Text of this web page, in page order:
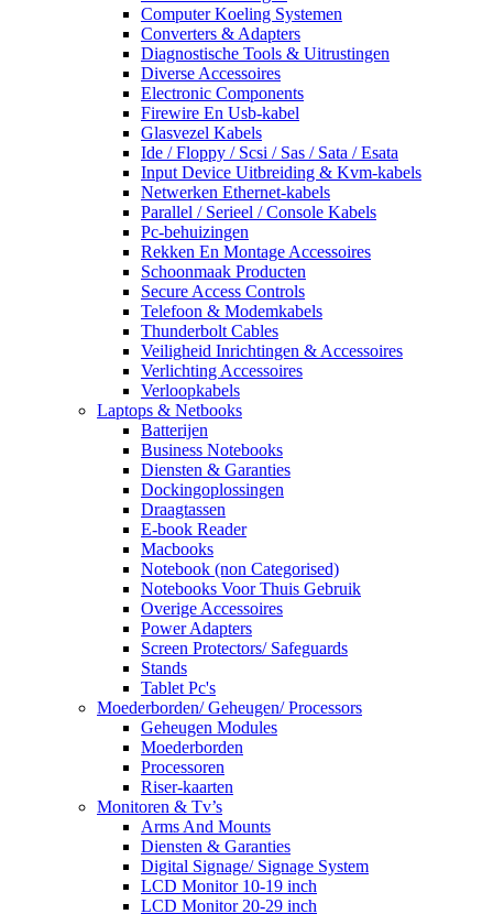
Computer Koeling Systemen
Converters & Adapters
Diagnostische Tools & Uitrustingen
Diverse Accessoires
Electronic Components
Firewire En Usb-kabel
Glasvezel Kabels
Ide / Floppy / Scsi / Sas / Sata / Esata
Input Device Uitbreiding & Kvm-kabels
Netwerken Ethernet-kabels
Parallel / Serieel / Console Kabels
Pc-behuizingen
Rekken En Montage Accessoires
Schoonmaak Producten
Secure Access Controls
Telefoon & Modemkabels
Thunderbolt Cables
Veiligheid Inrichtingen & Accessoires
Verlichting Accessoires
Verloopkabels
Laptops & Netbooks
Batterijen
Business Notebooks
Diensten & Garanties
Dockingoplossingen
Draagtassen
E-book Reader
Macbooks
Notebook (non Categorised)
Notebooks Voor Thuis Gebruik
Overige Accessoires
Power Adapters
Screen Protectors/ Safeguards
Stands
Tablet Pc's
Moederborden/ Geheugen/ Processors
Geheugen Modules
Moederborden
Processoren
Riser-kaarten
Monitoren & Tv’s
Arms And Mounts
Diensten & Garanties
Digital Signage/ Signage System
LCD Monitor 10-19 inch
LCD Monitor 20-29 inch